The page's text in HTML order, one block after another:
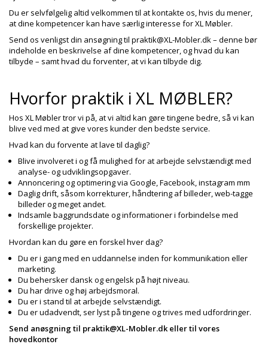
Du er selvfølgelig altid velkommen til at kontakte os, hvis du mener,
at dine kompetencer kan have særlig interesse for XL Møbler.
Send os venligst din ansøgning til praktik@XL-Mobler.dk – denne bør
indeholde en beskrivelse af dine kompetencer, og hvad du kan
tilbyde – samt hvad du forventer, at vi kan tilbyde dig.
Hvorfor praktik i XL MØBLER?
Hos XL Møbler tror vi på, at vi altid kan gøre tingene bedre, så vi kan
blive ved med at give vores kunder den bedste service.
Hvad kan du forvente at lave til daglig?
Blive involveret i og få mulighed for at arbejde selvstændigt med
analyse- og udviklingsopgaver.
Annoncering og optimering via Google, Facebook, instagram mm
Daglig drift, såsom korrekturer, håndtering af billeder, web-tagge
billeder og meget andet.
Indsamle baggrundsdate og informationer i forbindelse med
forskellige projekter.
Hvordan kan du gøre en forskel hver dag?
Du er i gang med en uddannelse inden for kommunikation eller
marketing.
Du behersker dansk og engelsk på højt niveau.
Du har drive og høj arbejdsmoral.
Du er i stand til at arbejde selvstændigt.
Du er udadvendt, ser lyst på tingene og trives med udfordringer.
Send anøsgning til praktik@XL-Mobler.dk eller til vores
hovedkontor